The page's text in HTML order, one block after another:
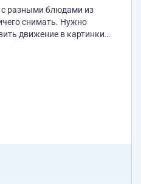
разными блюдами из
снимать. Нужно
движение в картинки